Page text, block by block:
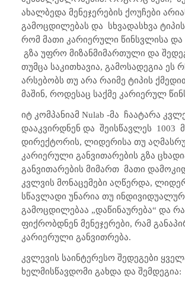
ახალბედა მენეჯერების ქოუჩები
გამოცდილებას და
სხვადასხვა
რომ მათი კარიერული წინსვლისა და
გზა უფრო მიზანმიმართული და
თუმცა საკითხავია, გამოსადეგია ეს
არსებობს თუ არა რაიმე ტიპის
მაშინ, როდესაც საქმე კარიერულ
იტ კომპანიამ Nulab -მა
ჩაატარა
დააკვირდნენ და შეისწავლეს 1003
დირექტორის, ლიდერისა თუ
კარიერული განვითარების გზა
განვითარების მიმართ მათი
კვლვის მონაცემები აღწერდა,
სწავლადი უნარია თუ
გამოცდილებაა „დაწინაურება“ და
ფიქრობდნენ მენეჯერები, რამ
კარიერული განვითრება.
კვლევის საინტერესო შედეგები
ხელმისწავდომი გახდა და შემდეგია: